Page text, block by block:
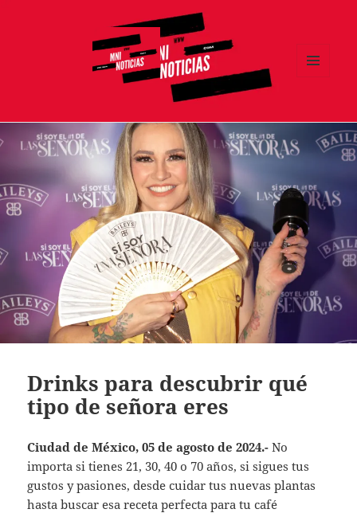
Drinks para descubrir qué
tipo de señora eres
Ciudad de México, 05 de agosto de 2024.- No
importa si tienes 21, 30, 40 o 70 años, si sigues tus
gustos y pasiones, desde cuidar tus nuevas plantas
hasta buscar esa receta perfecta para tu café